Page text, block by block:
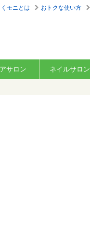
くモニとは おトクな使い方
サロン ネイルサロン